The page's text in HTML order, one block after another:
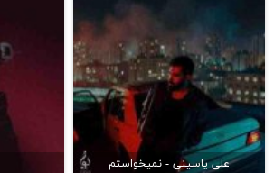
علی یاسینی - نمیخواستم